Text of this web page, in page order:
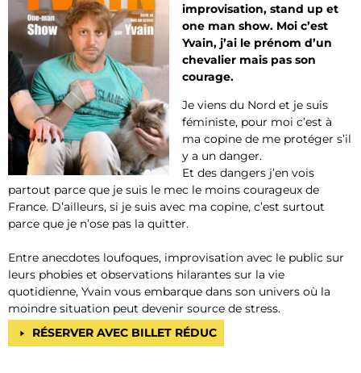
improvisation, stand up et
one man show. Moi c’est
Yvain, j’ai le prénom d’un
chevalier mais pas son
courage.
Je viens du Nord et je suis
féministe, pour moi c’est à
ma copine de me protéger s’il
y a un danger.
Et des dangers j’en vois
partout parce que je suis le mec le moins courageux de
France. D’ailleurs, si je suis avec ma copine, c’est surtout
parce que je n’ose pas la quitter.
Entre anecdotes loufoques, improvisation avec le public sur
leurs phobies et observations hilarantes sur la vie
quotidienne, Yvain vous embarque dans son univers où la
moindre situation peut devenir source de stress.
RÉSERVER AVEC BILLET RÉDUC